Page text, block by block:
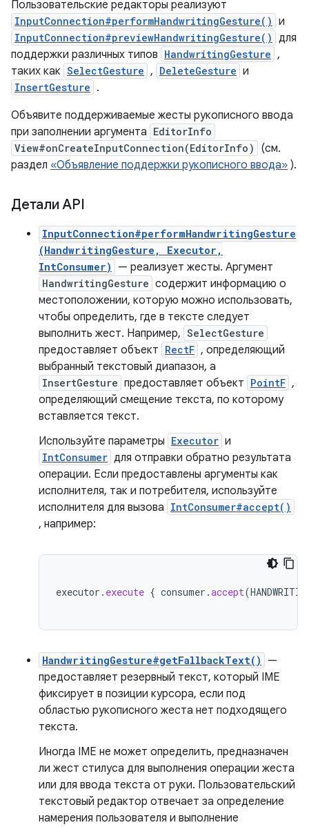
Пользовательские редакторы реализуют
InputConnection#performHandwritingGesture() и
InputConnection#previewHandwritingGesture() для
поддержки различных типов HandwritingGesture ,
таких как SelectGesture , DeleteGesture и
InsertGesture .
Объявите поддерживаемые жесты рукописного ввода
при заполнении аргумента EditorInfo
View#onCreateInputConnection(EditorInfo)
(см.
раздел «Объявление поддержки рукописного ввода» ).
Детали API
InputConnection#performHandwritingGesture
(HandwritingGesture, Executor,
IntConsumer)
— реализует жесты. Аргумент
HandwritingGesture содержит информацию о
местоположении, которую можно использовать,
чтобы определить, где в тексте следует
выполнить жест. Например, SelectGesture
предоставляет объект RectF , определяющий
выбранный текстовый диапазон, а
InsertGesture предоставляет объект PointF ,
определяющий смещение текста, по которому
вставляется текст.
Используйте параметры Executor и
IntConsumer для отправки обратно результата
операции. Если предоставлены аргументы как
исполнителя, так и потребителя, используйте
исполнителя для вызова IntConsumer#accept()
, например:
executor . execute { consumer .accept(
HandwritingGesture#getFallbackText()
—
предоставляет резервный текст, который IME
фиксирует в позиции курсора, если под
областью рукописного жеста нет подходящего
текста.
Иногда IME не может определить, предназначен
ли жест стилуса для выполнения операции жеста
или для ввода текста от руки. Пользовательский
текстовый редактор отвечает за определение
намерения пользователя и выполнение